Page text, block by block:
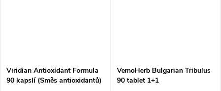
Viridian Antioxidant Formula
90 kapslí (Směs antioxidantů)
VemoHerb Bulgarian Tribulus
90 tablet 1+1